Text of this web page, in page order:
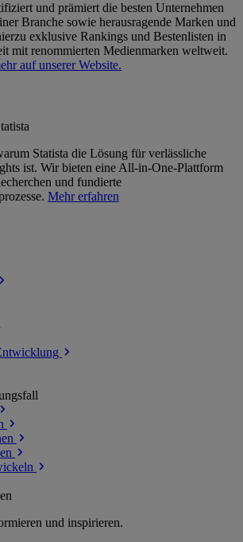
und prämiert die besten Unternehmen
Branche sowie herausragende Marken und
exklusive Rankings und Bestenlisten in
mit renommierten Medienmarken weltweit.
auf unserer Website.
Statista die Lösung für verlässliche
ist. Wir bieten eine All-in-One-Plattform
und fundierte
Mehr erfahren
und inspirieren.